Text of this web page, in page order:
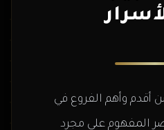
أقدم وأهم الفروع في
المفهوم على مجرد